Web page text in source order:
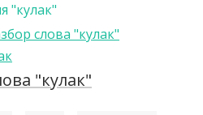
"кулак"
слова "кулак"
"кулак"